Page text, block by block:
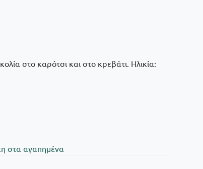
στο καρότσι και στο κρεβάτι. Ηλικία:
στα αγαπημένα